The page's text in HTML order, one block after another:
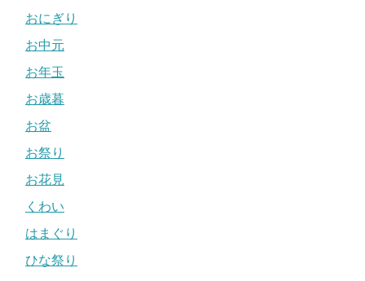
おにぎり
お中元
お年玉
お歳暮
お盆
お祭り
お花見
くわい
はまぐり
ひな祭り